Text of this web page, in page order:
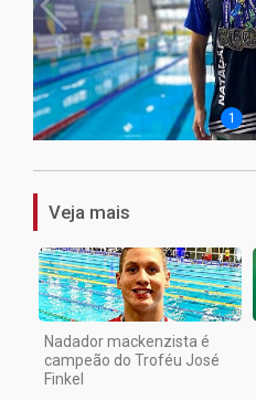
1
Veja mais
Nadador mackenzista é
campeão do Troféu José
Finkel